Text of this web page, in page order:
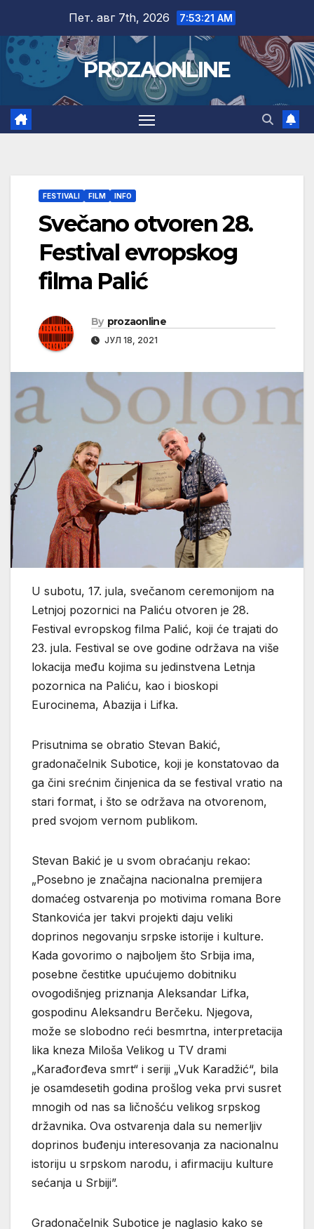
content
Пет. авг 7th, 2026 7:53:22 AM
PROZAONLINE
FESTIVALI FILM INFO
Svečano otvoren 28.
Festival evropskog
filma Palić
By prozaonline
ЈУЛ 18, 2021
U subotu, 17. jula, svečanom ceremonijom na
Letnjoj pozornici na Paliću otvoren je 28.
Festival evropskog filma Palić, koji će trajati do
23. jula. Festival se ove godine održava na više
lokacija među kojima su jedinstvena Letnja
pozornica na Paliću, kao i bioskopi
Eurocinema, Abazija i Lifka.
Prisutnima se obratio Stevan Bakić,
gradonačelnik Subotice, koji je konstatovao da
ga čini srećnim činjenica da se festival vratio na
stari format, i što se održava na otvorenom,
pred svojom vernom publikom.
Stevan Bakić je u svom obraćanju rekao:
„Posebno je značajna nacionalna premijera
domaćeg ostvarenja po motivima romana Bore
Stankovića jer takvi projekti daju veliki
doprinos negovanju srpske istorije i kulture.
Kada govorimo o najboljem što Srbija ima,
posebne čestitke upućujemo dobitniku
ovogodišnjeg priznanja Aleksandar Lifka,
gospodinu Aleksandru Berčeku. Njegova,
može se slobodno reći besmrtna, interpretacija
lika kneza Miloša Velikog u TV drami
„Karađorđeva smrt“ i seriji „Vuk Karadžić“, bila
je osamdesetih godina prošlog veka prvi susret
mnogih od nas sa ličnošću velikog srpskog
državnika. Ova ostvarenja dala su nemerljiv
doprinos buđenju interesovanja za nacionalnu
istoriju u srpskom narodu, i afirmaciju kulture
sećanja u Srbiji”.
Gradonačelnik Subotice je naglasio kako se